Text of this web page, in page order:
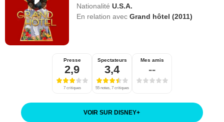
Nationalité U.S.A.
En relation avec Grand hôtel (2011)
Presse
2,9
7 critiques
Spectateurs
3,4
55 notes, 7 critiques
Mes amis
--
VOIR SUR DISNEY+